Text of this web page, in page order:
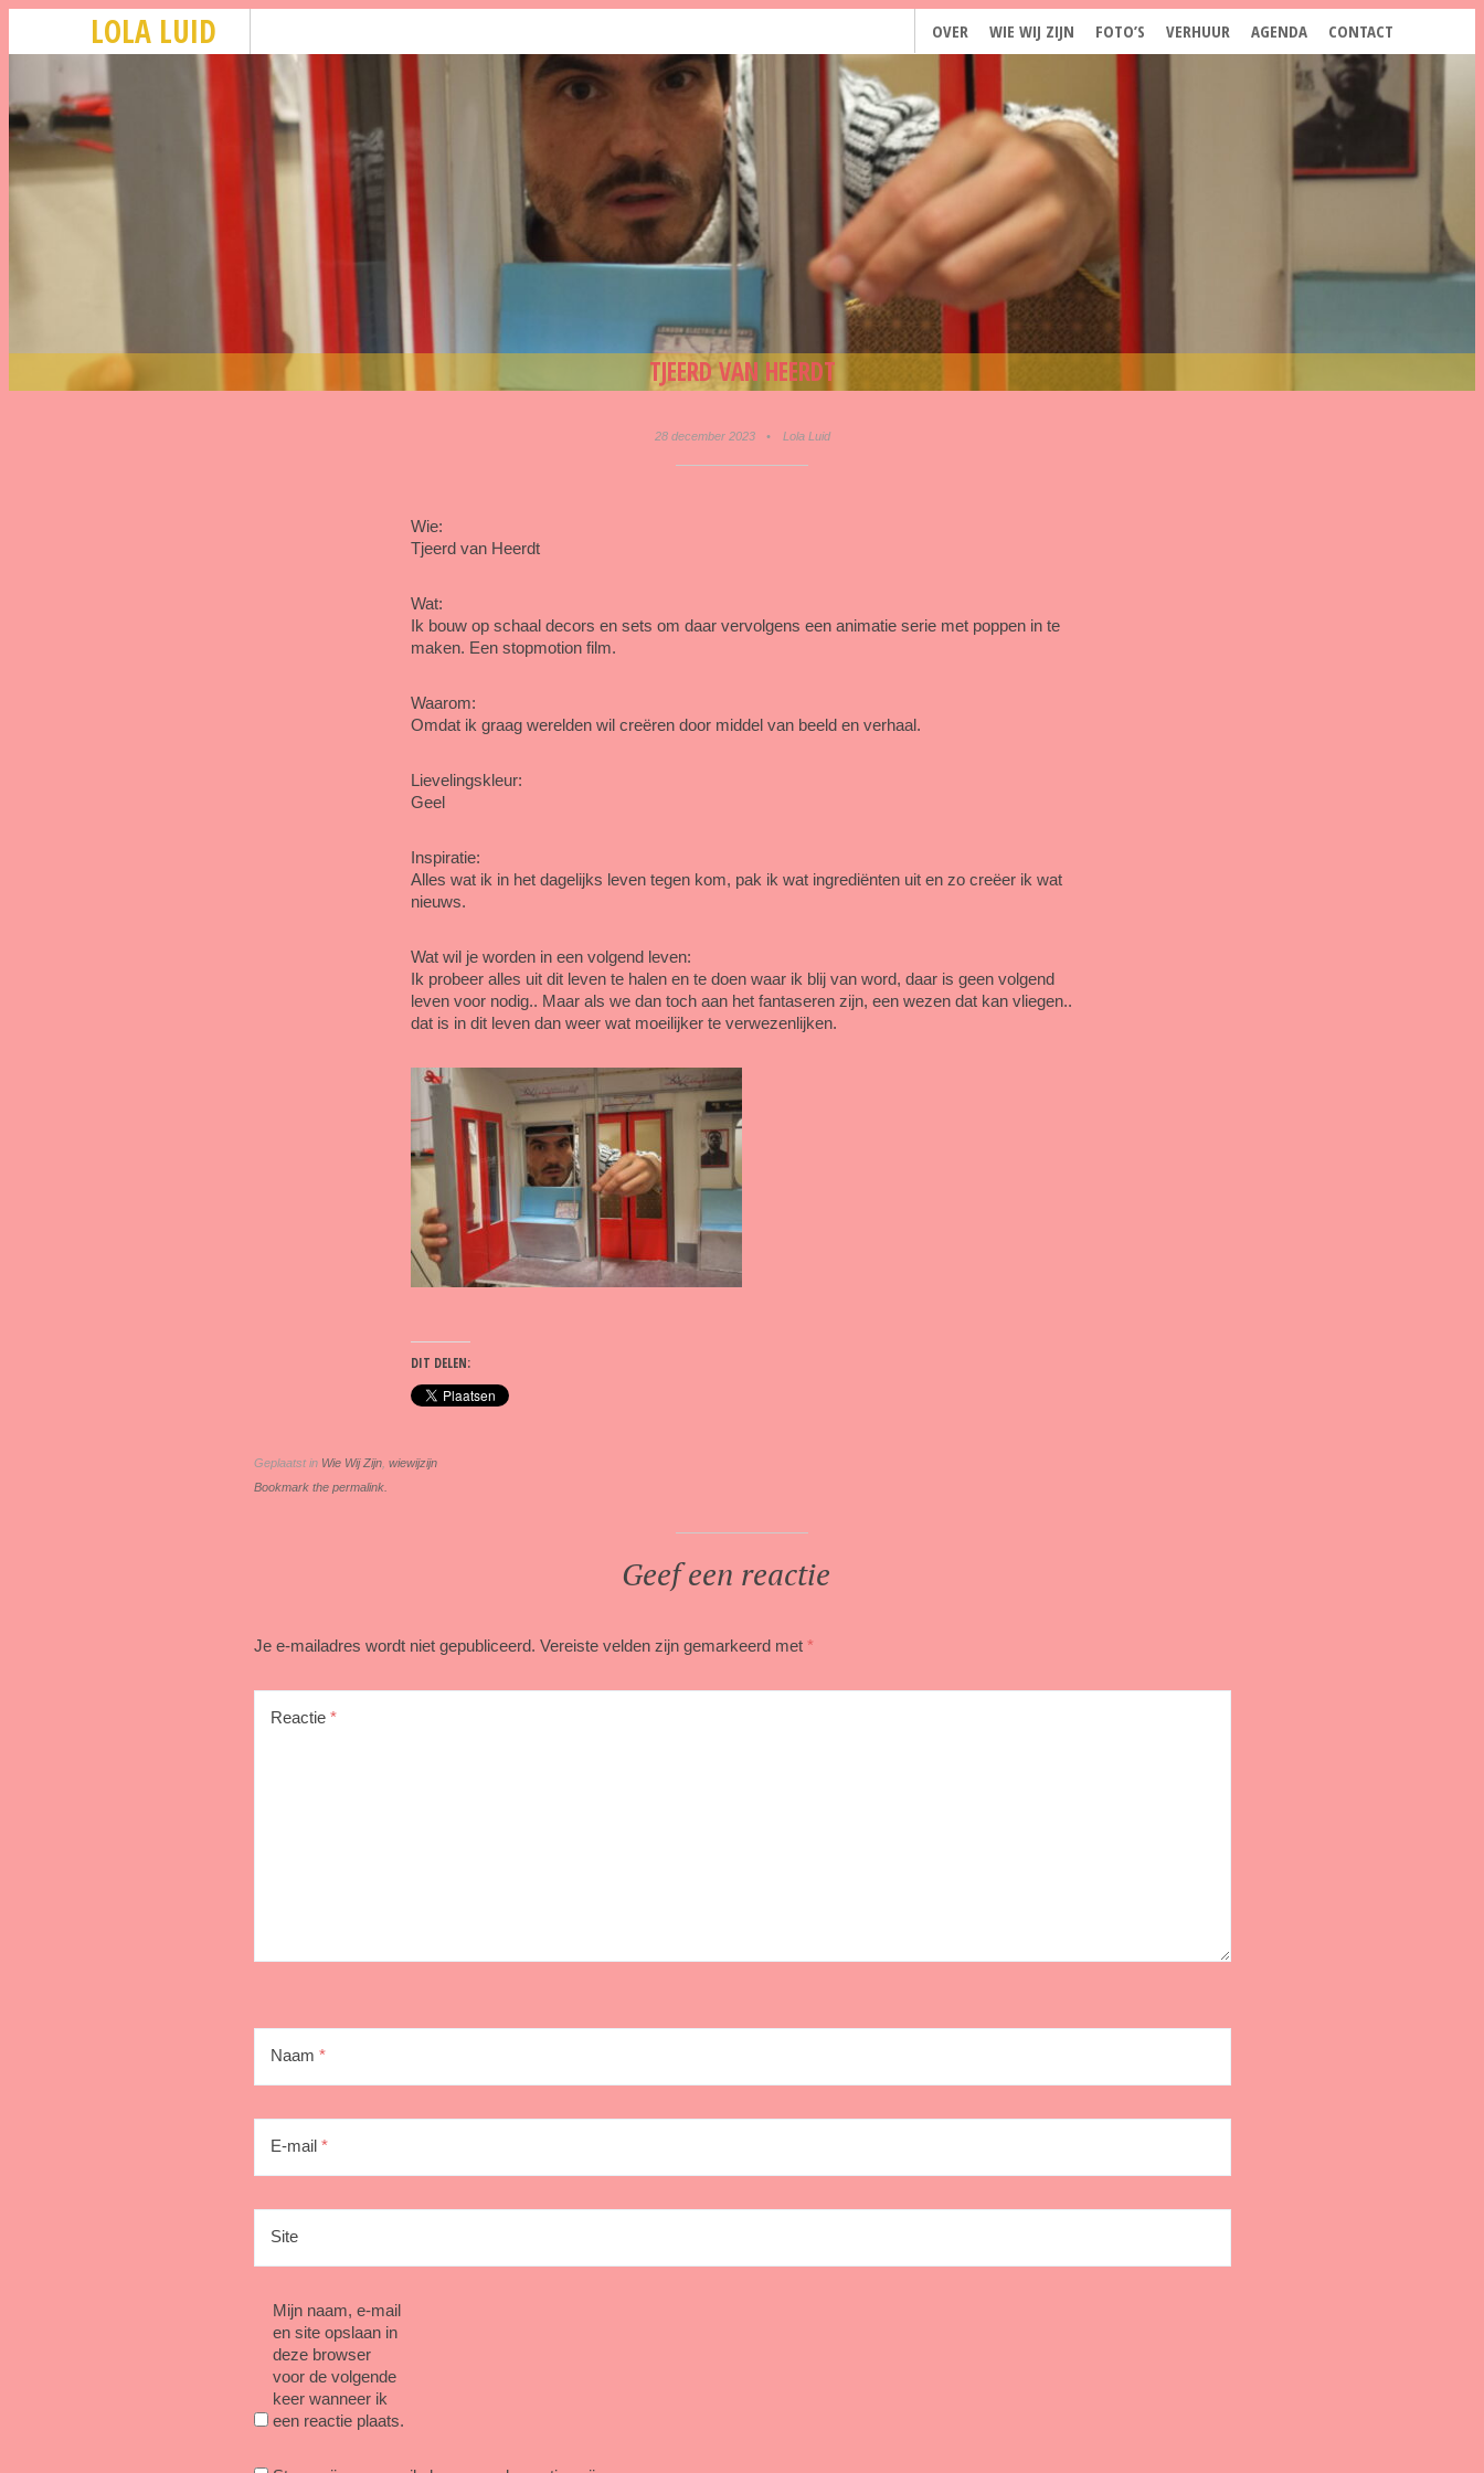
LOLA LUID OVER WIE WIJ ZIJN FOTO’S VERHUUR AGENDA CONTACT
TJEERD VAN HEERDT
28 december 2023 • Lola Luid
Wie:
Tjeerd van Heerdt
Wat:
Ik bouw op schaal decors en sets om daar vervolgens een animatie serie met poppen in te
maken. Een stopmotion film.
Waarom:
Omdat ik graag werelden wil creëren door middel van beeld en verhaal.
Lievelingskleur:
Geel
Inspiratie:
Alles wat ik in het dagelijks leven tegen kom, pak ik wat ingrediënten uit en zo creëer ik wat
nieuws.
Wat wil je worden in een volgend leven:
Ik probeer alles uit dit leven te halen en te doen waar ik blij van word, daar is geen volgend
leven voor nodig.. Maar als we dan toch aan het fantaseren zijn, een wezen dat kan vliegen..
dat is in dit leven dan weer wat moeilijker te verwezenlijken.
DIT DELEN:
Geplaatst in Wie Wij Zijn, wiewijzijn
Bookmark the permalink.
Geef een reactie
Je e-mailadres wordt niet gepubliceerd. Vereiste velden zijn gemarkeerd met *
Reactie *
Naam *
E-mail *
Site
Mijn naam, e-mail
en site opslaan in
deze browser
voor de volgende
keer wanneer ik
een reactie plaats.